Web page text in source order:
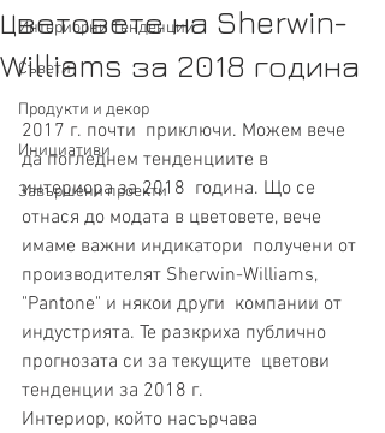
Интериорни Тенденции
Съвети
Продукти и декор
Инициативи
Завършени проекти
Цветовете на Sherwin-
Williams за 2018 година
2017 г. почти  приключи. Можем вече
да погледнем тенденциите в
интериора за 2018  година. Що се
отнася до модата в цветовете, вече
имаме важни индикатори  получени от
производителят Sherwin-Williams,
"Pantone" и някои други  компании от
индустрията. Те разкриха публично
прогнозата си за текущите  цветови
тенденции за 2018 г.
Интериор, който насърчава